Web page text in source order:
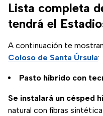
Lista completa
tendrá el
A continuación te
Coloso de Santa Úrsula:
Pasto híbrido con
Se instalará un césped
natural con fibras